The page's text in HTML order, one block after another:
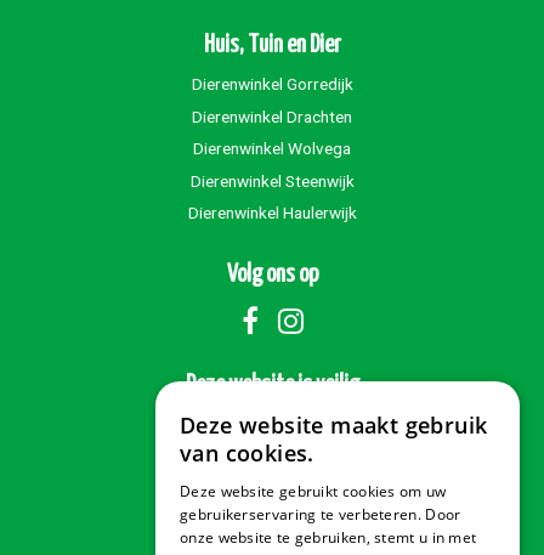
Huis, Tuin en Dier
Dierenwinkel Gorredijk
Dierenwinkel Drachten
Dierenwinkel Wolvega
Dierenwinkel Steenwijk
Dierenwinkel Haulerwijk
Volg ons op
Deze website is veilig
Veilig betalen
Deze website maakt gebruik
van cookies.
Deze website gebruikt cookies om uw
gebruikerservaring te verbeteren. Door
onze website te gebruiken, stemt u in met